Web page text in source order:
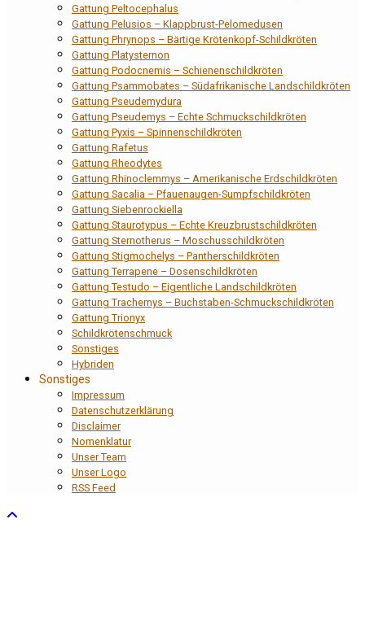
Gattung Peltocephalus
Gattung Pelusios – Klappbrust-Pelomedusen
Gattung Phrynops – Bärtige Krötenkopf-Schildkröten
Gattung Platysternon
Gattung Podocnemis – Schienenschildkröten
Gattung Psammobates – Südafrikanische Landschildkröten
Gattung Pseudemydura
Gattung Pseudemys – Echte Schmuckschildkröten
Gattung Pyxis – Spinnenschildkröten
Gattung Rafetus
Gattung Rheodytes
Gattung Rhinoclemmys – Amerikanische Erdschildkröten
Gattung Sacalia – Pfauenaugen-Sumpfschildkröten
Gattung Siebenrockiella
Gattung Staurotypus – Echte Kreuzbrustschildkröten
Gattung Sternotherus – Moschusschildkröten
Gattung Stigmochelys – Pantherschildkröten
Gattung Terrapene – Dosenschildkröten
Gattung Testudo – Eigentliche Landschildkröten
Gattung Trachemys – Buchstaben-Schmuckschildkröten
Gattung Trionyx
Schildkrötenschmuck
Sonstiges
Hybriden
Sonstiges
Impressum
Datenschutzerklärung
Disclaimer
Nomenklatur
Unser Team
Unser Logo
RSS Feed